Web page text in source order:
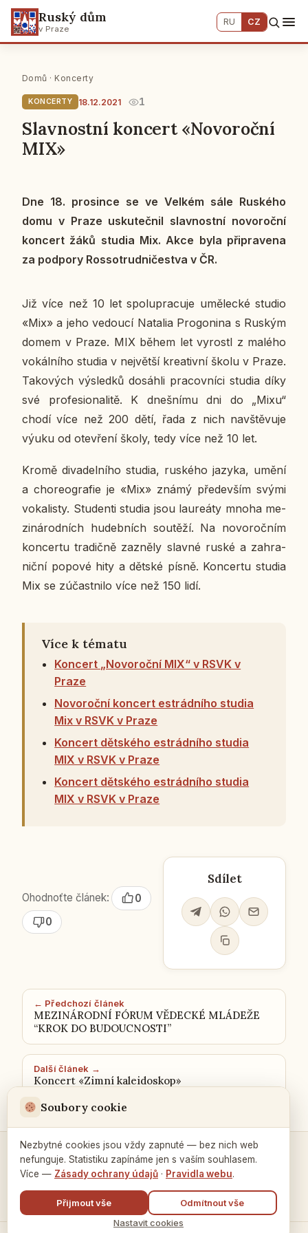
Ruský dům
v Praze
RU CZ
Domů · Koncerty
KONCERTY 18.12.2021 1
Slavnostní koncert «Novoroční
MIX»
Dne 18. pro­sin­ce se ve Velkém sále Rus­ké­ho
domu v Praze usku­teč­nil slav­nost­ní no­vo­roč­ní
kon­cert žáků studia Mix. Akce byla při­pra­ve­na
za pod­po­ry Ros­so­trud­ni­čestva v ČR.
Již více než 10 let spo­lu­pra­cu­je umě­lec­ké studio
«Mix» a jeho ve­dou­cí Na­ta­lia Pro­go­ni­na s Ruským
domem v Praze. MIX během let vy­ros­tl z malého
vo­kál­ní­ho studia v nej­vět­ší kre­a­tiv­ní školu v Praze.
Ta­ko­vých vý­sled­ků do­sáh­li pra­cov­ní­ci studia díky
své pro­fe­si­o­na­li­tě. K dneš­ní­mu dni do „Mixu“
chodí více než 200 dětí, řada z nich na­vště­vu­je
výuku od ote­vře­ní školy, tedy více než 10 let.
Kromě di­va­del­ní­ho studia, rus­ké­ho jazyka, umění
a cho­re­o­gra­fie je «Mix» známý pře­de­vším svými
vo­ka­lis­ty. Stu­den­ti studia jsou lau­re­á­ty mnoha me­
zi­ná­rod­ních hu­deb­ních sou­tě­ží. Na no­vo­roč­ním
kon­cer­tu tra­dič­ně za­zně­ly slavné ruské a za­hra­
nič­ní popové hity a dětské písně. Kon­cer­tu studia
Mix se zú­čast­ni­lo více než 150 lidí.
Více k tématu
Koncert „Novoroční MIX“ v RSVK v
Praze
Novoroční koncert estrádního studia
Mix v RSVK v Praze
Koncert dětského estrádního studia
MIX v RSVK v Praze
Koncert dětského estrádního studia
MIX v RSVK v Praze
Ohodnoťte článek:
0
0
Sdílet
← Předchozí článek
MEZINÁRODNÍ FÓRUM VĚDECKÉ MLÁDEŽE
“KROK DO BUDOUCNOSTI”
Další článek →
Koncert «Zimní kaleidoskop»
Kontakty a spojení →
Soubory cookie
Nezbytné cookies jsou vždy zapnuté — bez nich web
nefunguje. Statistiku zapínáme jen s vaším souhlasem.
Více — Zásady ochrany údajů · Pravidla webu.
Přijmout vše
Odmítnout vše
Nastavit cookies